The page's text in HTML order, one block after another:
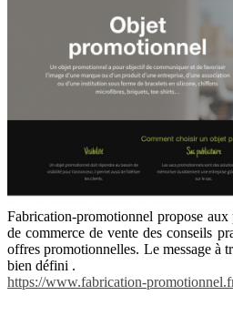
Fabrication-promotionnel propose
de commerce de vente des conseils
offres promotionnelles. Le message à
bien défini .
https://www.fabrication-